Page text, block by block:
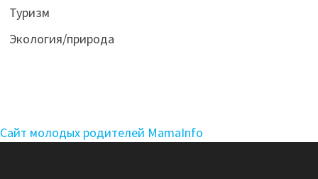
Туризм
Экология/природа
Сайт молодых родителей MamaInfo